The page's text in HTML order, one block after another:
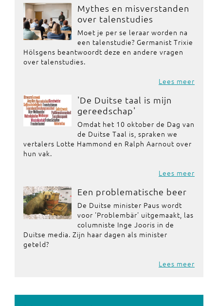
Mythes en misverstanden
over talenstudies
Moet je per se leraar worden na
een talenstudie? Germanist Trixie
Hölsgens beantwoordt deze en andere vragen
over talenstudies.
Lees meer
'De Duitse taal is mijn
gereedschap'
Omdat het 10 oktober de Dag van
de Duitse Taal is, spraken we
vertalers Lotte Hammond en Ralph Aarnout over
hun vak.
Lees meer
Een problematische beer
De Duitse minister Paus wordt
voor 'Problembär' uitgemaakt, las
columniste Inge Jooris in de
Duitse media. Zijn haar dagen als minister
geteld?
Lees meer